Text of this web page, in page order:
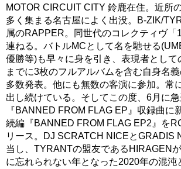
MOTOR CIRCUIT CITY 鈴鹿在住。近所
多く集まる名古屋によく出没。B-ZIK/
属のRAPPER。同世代のコレクティヴ「
連ねる。バトルMCとして名を馳せる
優勝等)も早々に身を引き、表現者として
までに3枚のフルアルバムを含む自身名
多数発表。他にも無数の客演に参加。常
出し続けている。そしてこの度、6月に
『BANNED FROM FLAG EP』収録曲に
続編『BANNED FROM FLAG EP2』を
リース。DJ SCRATCH NICEとGRADIS
当し、TYRANTの盟友であるHIRAGEN
に忘れられない年となった2020年の混沌